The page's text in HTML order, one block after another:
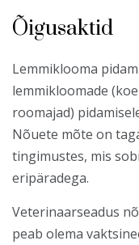
Õigusaktid
Lemmiklooma
lemmikloomade
roomajad)
Nõuete mõte on
tingimustes, mis
eripäradega.
Veterinaarseadus
peab olema